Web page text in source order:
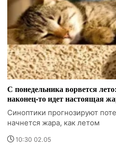
С понедельника ворвется
наконец-то идет настоящая
Синоптики прогнозируют
начнется жара, как летом
10:30 02.05